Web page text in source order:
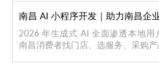
2026 年生成式 AI 全面渗透本地用
南昌消费者找门店、选服务、采购产